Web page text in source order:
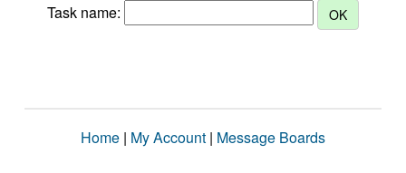
Task name:
Home | My Account | Message Boards